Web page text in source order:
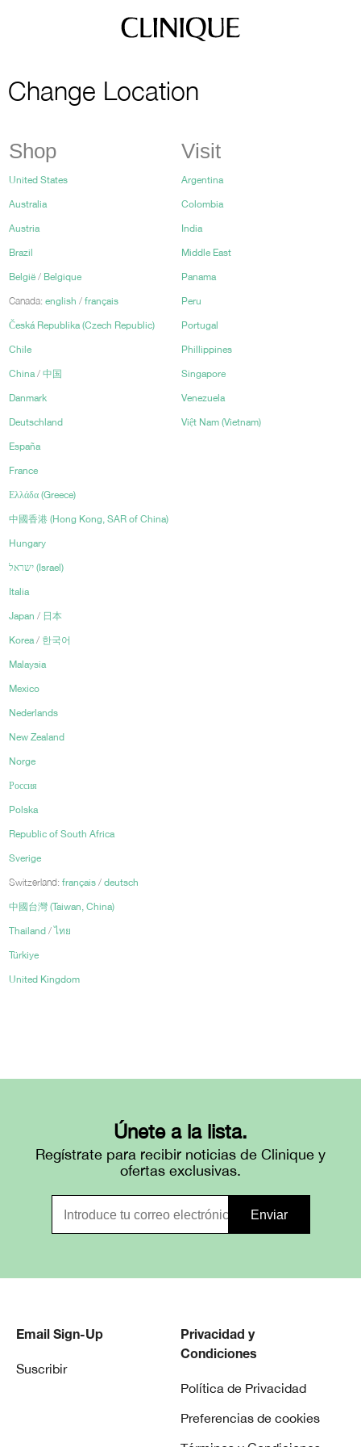
Change Location
Shop Visit
United States
Australia
Austria
Brazil
België / Belgique
Canada: english / français
Česká Republika (Czech Republic)
Chile
China/ 中国
Danmark
Deutschland
España
France
Ελλάδα (Greece)
中國香港 (Hong Kong, SAR of China)
Hungary
ישראל (Israel)
Italia
Japan / 日本
Korea/ 한국어
Malaysia
Mexico
Nederlands
New Zealand
Norge
Россия
Polska
Republic of South Africa
Sverige
Switzerland: français / deutsch
中國台灣 (Taiwan, China)
Thailand /ไทย
Türkiye
United Kingdom
Argentina
Colombia
India
Middle East
Panama
Peru
Portugal
Phillippines
Singapore
Venezuela
Việt Nam (Vietnam)
Únete a la lista.
Regístrate para recibir noticias de Clinique y
ofertas exclusivas.
Email Sign-Up
Suscribir
Privacidad y
Condiciones
Política de Privacidad
Preferencias de cookies